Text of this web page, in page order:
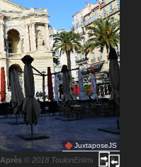
JuxtaposeJS
Après © 2018 ToulonEnImages.fr